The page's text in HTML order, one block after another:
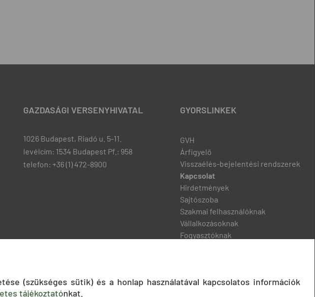
GAZDASÁGI VERSENYHIVATAL
1026 Budapest, Riadó u. 5-11.
levélcím: 1534 Budapest Pf.: 958
telefon: +36 (1) 472-8900
GYORSLINKEK
GVH
Árfigyelő
Visszaélés-bejelentési rendszerek
Kapcsolat
Hirdetmények
Sajtószoba
Szakmai felhasználóknak
Vállalkozásoknak
Fogyasztóknak
(szükséges sütik) és a honlap használatával kapcsolatos információk
tájékoztatónkat.